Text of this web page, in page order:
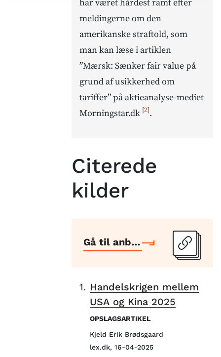
har været hårdest ramt efter
meldingerne om den
amerikanske straftold, som
man kan læse i artiklen
”Mærsk: Sænker fair value på
grund af usikkerhed om
tariffer” på aktieanalyse-mediet
Morningstar.dk [2].
Citerede
kilder
Gå til anbefalede links
1. Handelskrigen mellem
USA og Kina 2025
OPSLAGSARTIKEL
Kjeld Erik Brødsgaard
lex.dk, 16-04-2025